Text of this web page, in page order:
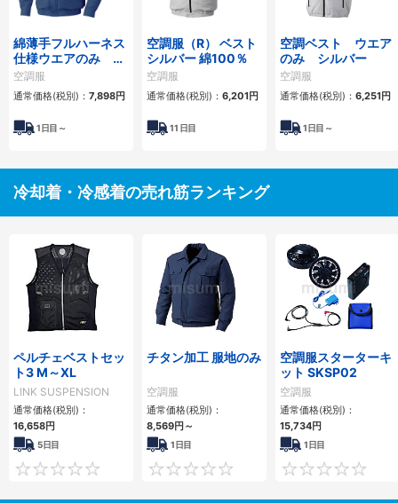
綿薄手フルハーネス
仕様ウエアのみ ダ
ークブルー
空調服
通常価格(税別)： 7,898円
1日目～
空調服（R） ベスト
シルバー 綿100％
空調服
通常価格(税別)： 6,201円
11 日目
空調ベスト ウエア
のみ シルバー
空調服
通常価格(税別)： 6,251円
1日目～
冷却着・冷感着の売れ筋ランキング
ペルチェベストセッ
ト3 M～XL
LINK SUSPENSION
通常価格(税別)：
16,658円
5日目
0
チタン加工 服地のみ
空調服
通常価格(税別)：
8,569円 ～
1日目
0
空調服スターターキ
ット SKSP02
空調服
通常価格(税別)：
15,734円
1日目